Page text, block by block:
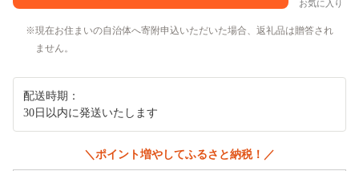
お気に入り
現在お住まいの自治体へ寄附申込いただいた場合、返礼品は贈答され
ません。
配送時期：
30日以内に発送いたします
＼ポイント増やしてふるさと納税！／